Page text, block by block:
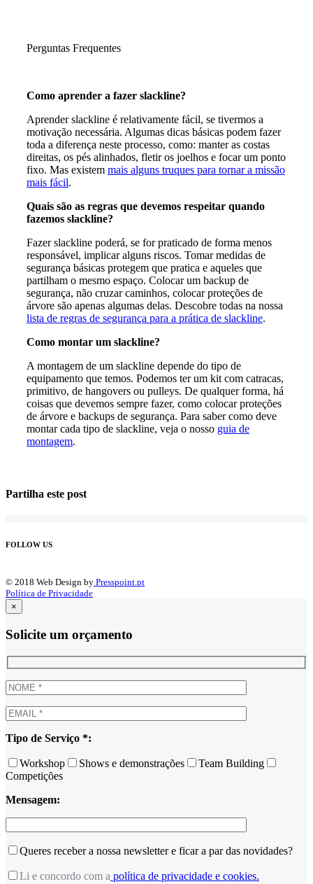
Perguntas Frequentes
Como aprender a fazer slackline?
Aprender slackline é relativamente fácil, se tivermos a
motivação necessária. Algumas dicas básicas podem fazer
toda a diferença neste processo, como: manter as costas
direitas, os pés alinhados, fletir os joelhos e focar um ponto
fixo. Mas existem mais alguns truques para tornar a missão
mais fácil.
Quais são as regras que devemos respeitar quando
fazemos slackline?
Fazer slackline poderá, se for praticado de forma menos
responsável, implicar alguns riscos. Tomar medidas de
segurança básicas protegem que pratica e aqueles que
partilham o mesmo espaço. Colocar um backup de
segurança, não cruzar caminhos, colocar proteções de
árvore são apenas algumas delas. Descobre todas na nossa
lista de regras de segurança para a prática de slackline.
Como montar um slackline?
A montagem de um slackline depende do tipo de
equipamento que temos. Podemos ter um kit com catracas,
primitivo, de hangovers ou pulleys. De qualquer forma, há
coisas que devemos sempre fazer, como colocar proteções
de árvore e backups de segurança. Para saber como deve
montar cada tipo de slackline, veja o nosso guia de
montagem.
Partilha este post
FOLLOW US
© 2018 Web Design by Presspoint.pt
Política de Privacidade
×
Solicite um orçamento
Tipo de Serviço *:
Workshop Shows e demonstrações
Team Building
Competições
Mensagem:
Queres receber a nossa newsletter e ficar a par das novidades?
Li e concordo com a política de privacidade e cookies.